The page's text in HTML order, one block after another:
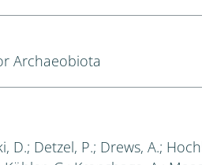
Archaeobiota
D.; Detzel, P.; Drews, A.;